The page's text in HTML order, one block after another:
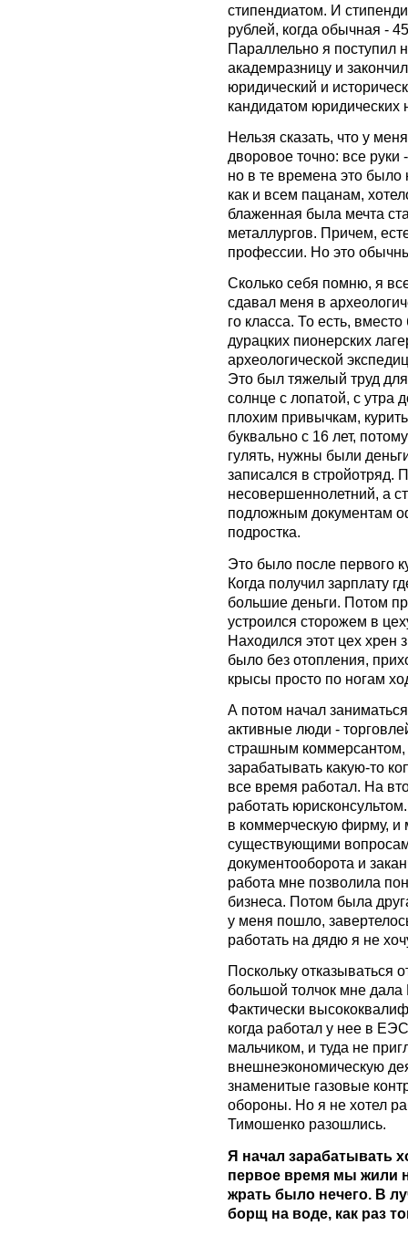
стипендиатом. И
рублей, когда обычная -
Параллельно я поступил
академразницу и
юридический и
кандидатом юридических
Нельзя сказать, что у
дворовое точно: все
но в те времена это
как и всем пацанам,
блаженная была мечта
металлургов. Причем,
профессии. Но это
Сколько себя помню, я
сдавал меня в
го класса. То есть,
дурацких пионерских
археологической
Это был тяжелый труд
солнце с лопатой, с утра
плохим привычкам,
буквально с 16 лет,
гулять, нужны были
записался в стройотряд.
несовершеннолетний, а
подложным документам
подростка.
Это было после первого
Когда получил зарплату
большие деньги. Потом
устроился сторожем в
Находился этот цех хрен
было без отопления,
крысы просто по ногам
А потом начал
активные люди -
страшным коммерсантом,
зарабатывать какую-то
все время работал. На
работать
в коммерческую фирму, и
существующими
документооборота и
работа мне позволила
бизнеса. Потом была
у меня пошло,
работать на дядю я не
Поскольку отказываться
большой толчок мне
Фактически
когда работал у нее в
мальчиком, и туда не
внешнеэкономическую
знаменитые газовые
обороны. Но я не хотел
Тимошенко разошлись.
Я начал зарабатывать
первое время мы жили
жрать было нечего. В
борщ на воде, как раз